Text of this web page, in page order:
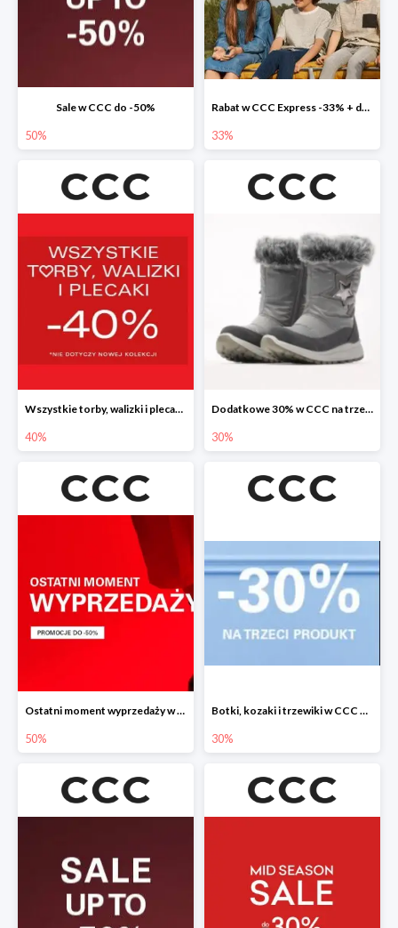
Sale w CCC do -50%
50%
Rabat w CCC Express -33% + darmowa dostawa
33%
Wszystkie torby, walizki i plecaki w CCC -40%
40%
Dodatkowe 30% w CCC na trzewiki, botki i kozaki
30%
Ostatni moment wyprzedaży w CCC do -50%
50%
Botki, kozaki i trzewiki w CCC do -30%
30%